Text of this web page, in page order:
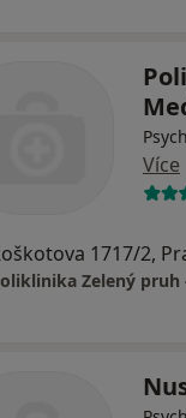
Více
1717/2,
Zelený pruh